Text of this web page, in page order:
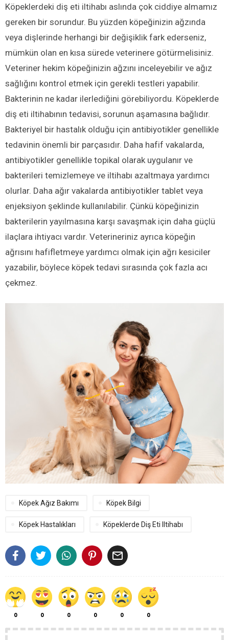

0 0 0 0 0 0
Köpeklerdeki diş eti iltihabı aslında çok ciddiye almamız
gereken bir sorundur. Bu yüzden köpeğinizin ağzında
veya dişlerinde herhangi bir değişiklik fark ederseniz,
mümkün olan en kısa sürede veterinere götürmelisiniz.
Veteriner hekim köpeğinizin ağzını inceleyebilir ve ağız
sağlığını kontrol etmek için gerekli testleri yapabilir.
Bakterinin ne kadar ilerlediğini görebiliyordu. Köpeklerde
diş eti iltihabının tedavisi, sorunun aşamasına bağlıdır.
Bakteriyel bir hastalık olduğu için antibiyotikler genellikle
tedavinin önemli bir parçasıdır. Daha hafif vakalarda,
antibiyotikler genellikle topikal olarak uygulanır ve
bakterileri temizlemeye ve iltihabı azaltmaya yardımcı
olurlar. Daha ağır vakalarda antibiyotikler tablet veya
enjeksiyon şeklinde kullanılabilir. Çünkü köpeğinizin
bakterilerin yayılmasına karşı savaşmak için daha güçlü
ilaçlara ihtiyacı vardır. Veterineriniz ayrıca köpeğin
ağrısını hafifletmeye yardımcı olmak için ağrı kesiciler
yazabilir, böylece köpek tedavi sırasında çok fazla acı
çekmez.
Köpek Ağız Bakımı Köpek Bilgi
Köpek Hastalıkları Köpeklerde Diş Eti Iltihabı